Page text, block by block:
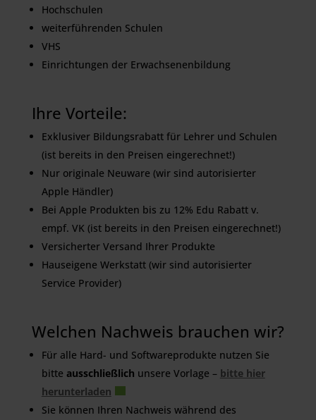
Hochschulen
weiterführenden Schulen
VHS
Einrichtungen der Erwachsenenbildung
Ihre Vorteile:
Exklusiver Bildungsrabatt für Lehrer und Schulen
(ist bereits in den Preisen eingerechnet!)
Nur originale Neuware (wir sind autorisierter
Apple Händler)
Bei Apple Produkten bis zu 12% Edu Rabatt v.
empf. VK (ist bereits in den Preisen eingerechnet!)
Versicherter Versand Ihrer Produkte
Hauseigene Werkstatt (wir sind autorisierter
Service Provider)
Welchen Nachweis brauchen wir?
Für alle Hard- und Softwareprodukte nutzen Sie
bitte ausschließlich unsere Vorlage – bitte hier
herunterladen
Sie können Ihren Nachweis während des